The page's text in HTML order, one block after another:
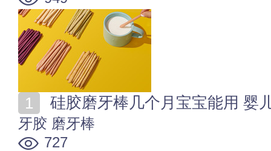
硅胶磨牙棒几个月宝宝能用 婴
牙胶 磨牙棒
727